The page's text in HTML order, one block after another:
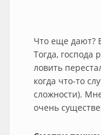
Что еще дают?
Тогда,
ловить
когда что-то
сложности).
очень